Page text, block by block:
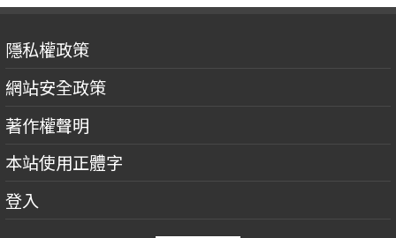
隱私權政策
網站安全政策
著作權聲明
本站使用正體字
登入